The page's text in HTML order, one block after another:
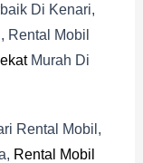
Di Kenari,
Rental Mobil
Murah Di
Rental Mobil,
Rental Mobil